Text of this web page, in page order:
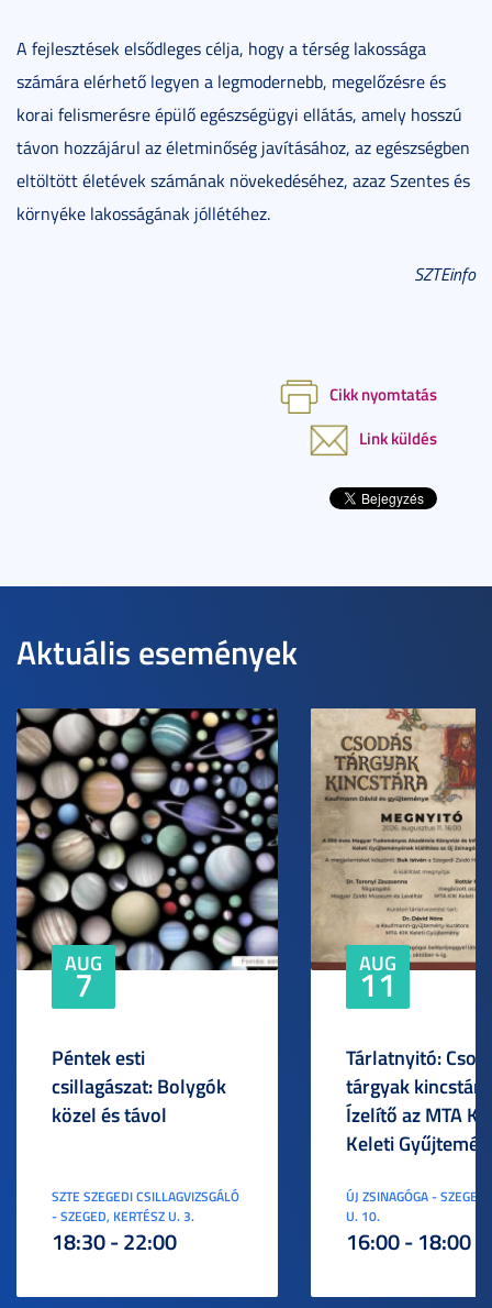
A fejlesztések elsődleges célja, hogy a térség lakossága
számára elérhető legyen a legmodernebb, megelőzésre és
korai felismerésre épülő egészségügyi ellátás, amely hosszú
távon hozzájárul az életminőség javításához, az egészségben
eltöltött életévek számának növekedéséhez, azaz Szentes és
környéke lakosságának jóllétéhez.
SZTEinfo
Cikk nyomtatás
Link küldés
Aktuális események
AUG
7
Péntek esti
csillagászat: Bolygók
közel és távol
SZTE SZEGEDI CSILLAGVIZSGÁLÓ
- SZEGED, KERTÉSZ U. 3.
18:30 - 22:00
AUG
11
Tárlatnyitó:
tárgyak
Ízelítő az MTA
Keleti
ÚJ ZSINAGÓGA -
U. 10.
16:00 - 18:00